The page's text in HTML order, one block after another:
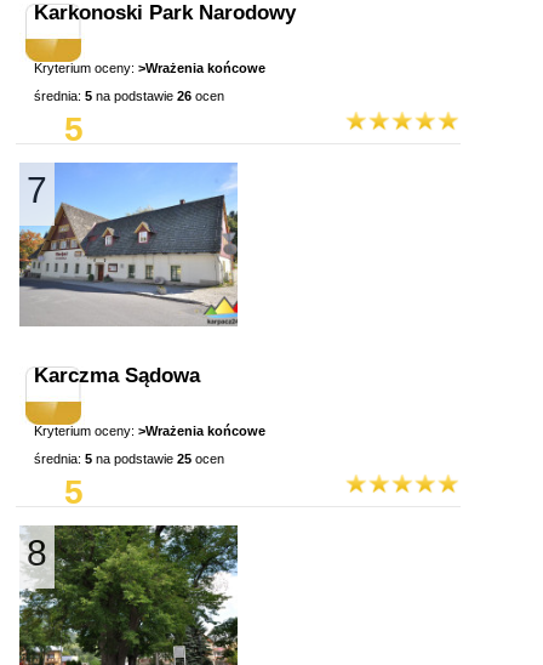
Karkonoski Park Narodowy
Kryterium oceny: >Wrażenia końcowe
średnia: 5 na podstawie 26 ocen
5
7
Karczma Sądowa
Kryterium oceny: >Wrażenia końcowe
średnia: 5 na podstawie 25 ocen
5
8